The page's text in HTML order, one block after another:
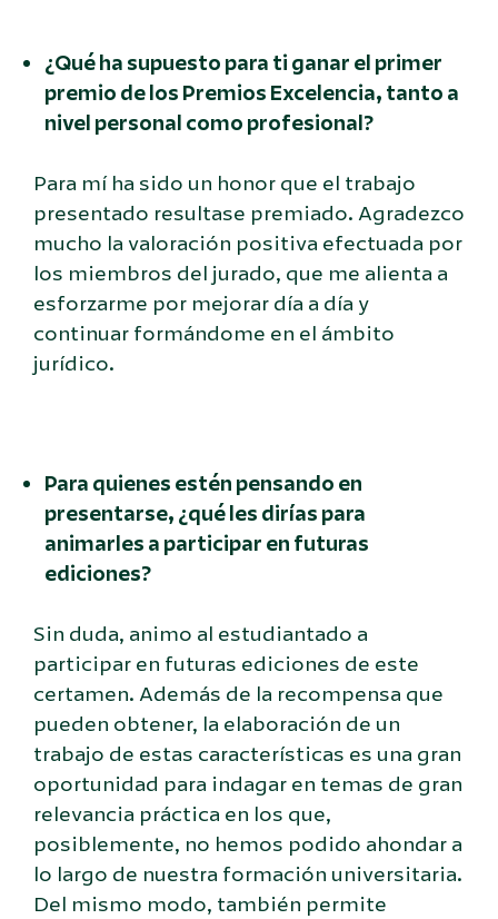
¿Qué ha supuesto para ti ganar el primer
premio de los Premios Excelencia, tanto a
nivel personal como profesional?
Para mí ha sido un honor que el trabajo
presentado resultase premiado. Agradezco
mucho la valoración positiva efectuada por
los miembros del jurado, que me alienta a
esforzarme por mejorar día a día y
continuar formándome en el ámbito
jurídico.
Para quienes estén pensando en
presentarse, ¿qué les dirías para
animarles a participar en futuras
ediciones?
Sin duda, animo al estudiantado a
participar en futuras ediciones de este
certamen. Además de la recompensa que
pueden obtener, la elaboración de un
trabajo de estas características es una gran
oportunidad para indagar en temas de gran
relevancia práctica en los que,
posiblemente, no hemos podido ahondar a
lo largo de nuestra formación universitaria.
Del mismo modo, también permite